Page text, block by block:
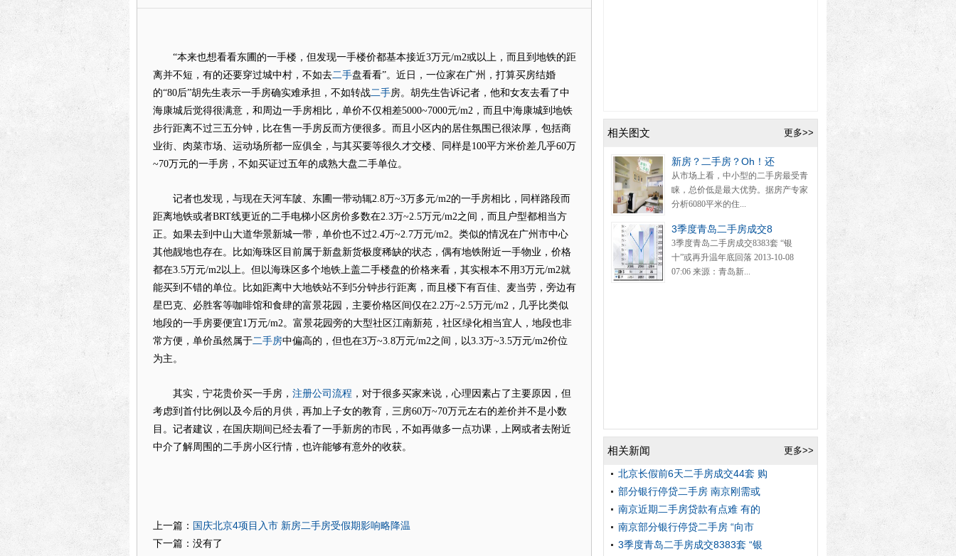
“本来也想看看东圃的一手楼，但发现一手楼价都基本接近3万元/m2或以上，而且到地铁的距
离并不短，有的还要穿过城中村，不如去二手盘看看”。近日，一位家在广州，打算买房结婚
的“80后”胡先生表示一手房确实难承担，不如转战二手房。胡先生告诉记者，他和女友去看了中
海康城后觉得很满意，和周边一手房相比，单价不仅相差5000~7000元/m2，而且中海康城到地铁
步行距离不过三五分钟，比在售一手房反而方便很多。而且小区内的居住氛围已很浓厚，包括商
业街、肉菜市场、运动场所都一应俱全，与其买要等很久才交楼、同样是100平方米价差几乎60万
~70万元的一手房，不如买证过五年的成熟大盘二手单位。
记者也发现，与现在天河车陂、东圃一带动辄2.8万~3万多元/m2的一手房相比，同样路段而
距离地铁或者BRT线更近的二手电梯小区房价多数在2.3万~2.5万元/m2之间，而且户型都相当方
正。如果去到中山大道华景新城一带，单价也不过2.4万~2.7万元/m2。类似的情况在广州市中心
其他靓地也存在。比如海珠区目前属于新盘新货极度稀缺的状态，偶有地铁附近一手物业，价格
都在3.5万元/m2以上。但以海珠区多个地铁上盖二手楼盘的价格来看，其实根本不用3万元/m2就
能买到不错的单位。比如距离中大地铁站不到5分钟步行距离，而且楼下有百佳、麦当劳，旁边有
星巴克、必胜客等咖啡馆和食肆的富景花园，主要价格区间仅在2.2万~2.5万元/m2，几乎比类似
地段的一手房要便宜1万元/m2。富景花园旁的大型社区江南新苑，社区绿化相当宜人，地段也非
常方便，单价虽然属于二手房中偏高的，但也在3万~3.8万元/m2之间，以3.3万~3.5万元/m2价位
为主。
其实，宁花贵价买一手房， 注册公司流程 ，对于很多买家来说，心理因素占了主要原因，但
考虑到首付比例以及今后的月供，再加上子女的教育，三房60万~70万元左右的差价并不是小数
目。记者建议，在国庆期间已经去看了一手新房的市民，不如再做多一点功课，上网或者去附近
中介了解周围的二手房小区行情，也许能够有意外的收获。
上一篇： 国庆北京4项目入市 新房二手房受假期影响略降温
下一篇：没有了
更多>>
相关图文
新房？二手房？Oh！还
从市场上看，中小型的二手房最受青
睐，总价低是最大优势。据房产专家
分析6080平米的住...
3季度青岛二手房成交8
3季度青岛二手房成交8383套 “银
十”或再升温年底回落 2013-10-08
07:06 来源：青岛新...
更多>>
相关新闻
北京长假前6天二手房成交44套 购
部分银行停贷二手房 南京刚需或
南京近期二手房贷款有点难 有的
南京部分银行停贷二手房 “向市
3季度青岛二手房成交8383套 “银